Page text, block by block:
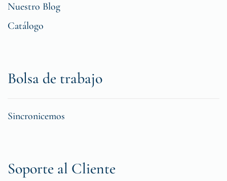
Nuestro Blog
Catálogo
Bolsa de trabajo
Sincronicemos
Soporte al Cliente